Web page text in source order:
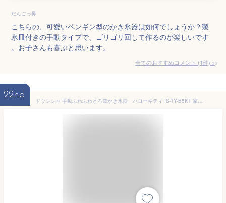
だんごっ鼻
こちらの、可愛いペンギン型のかき氷器は如何でしょうか？製
氷皿付きの手動タイプで、ゴリゴリ回して作るのが楽しいです
。お子さんも喜ぶと思います。
全てのおすすめコメント (1件) >
22nd
ドウシシャ 手動ふわふわとろ雪かき氷器 ハローキティ IS-TY-B5KT 家庭用 かき氷器 手動 ふわふわ キャラクター ハローキティ かわいい かき氷機 とろ雪 製氷カップ ブラシ付き サンリオ コンパクト収納 1年保証付き 冷凍フルーツ プリン氷